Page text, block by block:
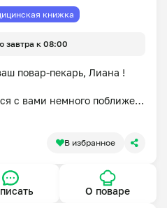
книжка
завтра к 08:00
повар-пекарь, Лиана !
с вами немного поближе и
много разных профессий,
себя комфортнее всего.
работала пекарем, затем
бы радовать не
В избранное
О поваре